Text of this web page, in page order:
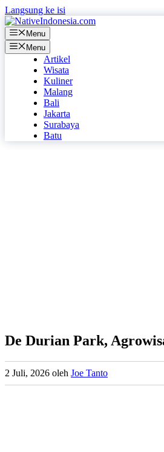
Langsung ke isi
Menu
Menu
Artikel
Wisata
Kuliner
Malang
Bali
Jakarta
Surabaya
Batu
De Durian Park,
2 Juli, 2026 oleh Joe Tanto